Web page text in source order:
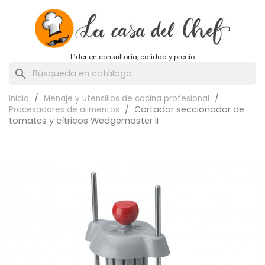
Líder en consultoría, calidad y precio
search
Inicio
Menaje y utensilios de cocina profesional
Procesadores de alimentos
Cortador seccionador de
tomates y cítricos Wedgemaster II